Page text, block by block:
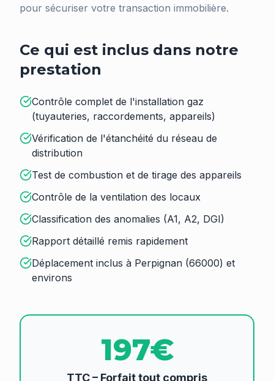
pour sécuriser votre transaction immobilière.
Ce qui est inclus dans notre
prestation
Contrôle complet de l'installation gaz
(tuyauteries, raccordements, appareils)
Vérification de l'étanchéité du réseau de
distribution
Test de combustion et de tirage des appareils
Contrôle de la ventilation des locaux
Classification des anomalies (A1, A2, DGI)
Rapport détaillé remis rapidement
Déplacement inclus à Perpignan (66000) et
environs
197€
TTC – Forfait tout compris